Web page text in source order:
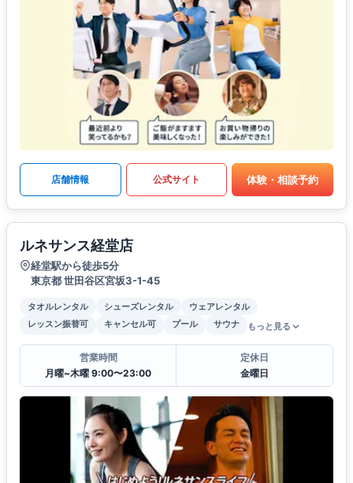
店舗情報 公式サイト 体験・相談予約
ルネサンス経堂店
経堂駅から徒歩5分
東京都 世田谷区宮坂3-1-45
タオルレンタル シューズレンタル
ウェアレンタル
レッスン振替可
キャンセル可 プール サウナ もっと見る
営業時間
月曜~木曜 9:00〜23:00
定休日
金曜日